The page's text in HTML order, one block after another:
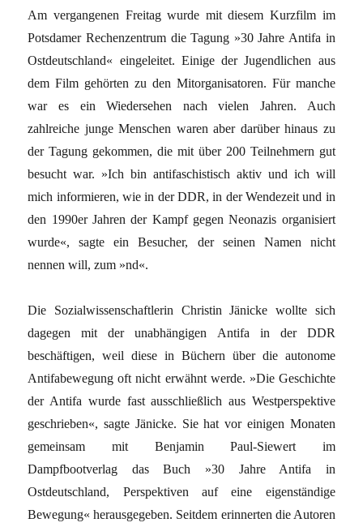
Am vergangenen Freitag wurde mit diesem Kurzfilm im
Potsdamer Rechenzentrum die Tagung »30 Jahre Antifa in
Ostdeutschland« eingeleitet. Einige der Jugendlichen aus
dem Film gehörten zu den Mitorganisatoren. Für manche
war es ein Wiedersehen nach vielen Jahren. Auch
zahlreiche junge Menschen waren aber darüber hinaus zu
der Tagung gekommen, die mit über 200 Teilnehmern gut
besucht war. »Ich bin antifaschistisch aktiv und ich will
mich informieren, wie in der DDR, in der Wendezeit und in
den 1990er Jahren der Kampf gegen Neonazis organisiert
wurde«, sagte ein Besucher, der seinen Namen nicht
nennen will, zum »nd«.
Die Sozialwissenschaftlerin Christin Jänicke wollte sich
dagegen mit der unabhängigen Antifa in der DDR
beschäftigen, weil diese in Büchern über die autonome
Antifabewegung oft nicht erwähnt werde. »Die Geschichte
der Antifa wurde fast ausschließlich aus Westperspektive
geschrieben«, sagte Jänicke. Sie hat vor einigen Monaten
gemeinsam mit Benjamin Paul-Siewert im
Dampfbootverlag das Buch »30 Jahre Antifa in
Ostdeutschland, Perspektiven auf eine eigenständige
Bewegung« herausgegeben. Seitdem erinnerten die Autoren